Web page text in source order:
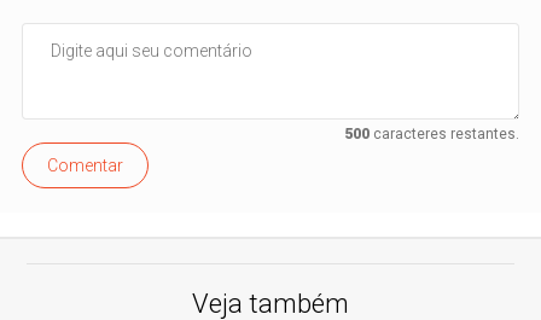
500caracteres restantes.
Comentar
Veja também